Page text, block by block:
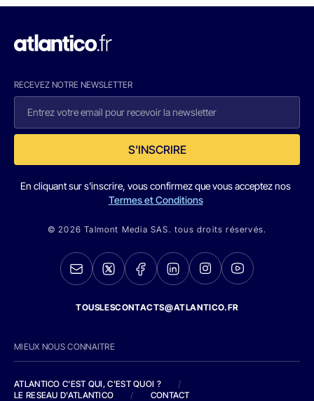
RECEVEZ NOTRE NEWSLETTER
S'INSCRIRE
En cliquant sur s'inscrire, vous confirmez que vous acceptez nos
Termes et Conditions
© 2026 Talmont Media SAS. tous droits réservés.
TOUSLESCONTACTS@ATLANTICO.FR
MIEUX NOUS CONNAITRE
ATLANTICO C'EST QUI, C'EST QUOI ?
/
LE RESEAU D'ATLANTICO
/ CONTACT